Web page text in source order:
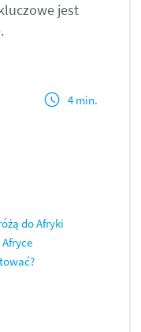
4 min.
jest
do Afryki